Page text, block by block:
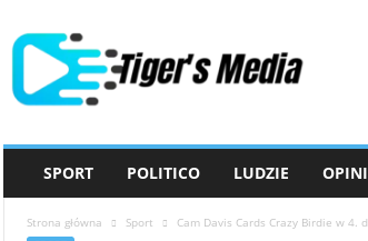
SPORT POLITICO LUDZIE
Strona główna Sport Cam Davis Cards Crazy Birdie w 4.